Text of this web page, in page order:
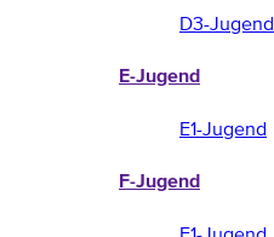
D3-Jugend
E-Jugend
E1-Jugend
F-Jugend